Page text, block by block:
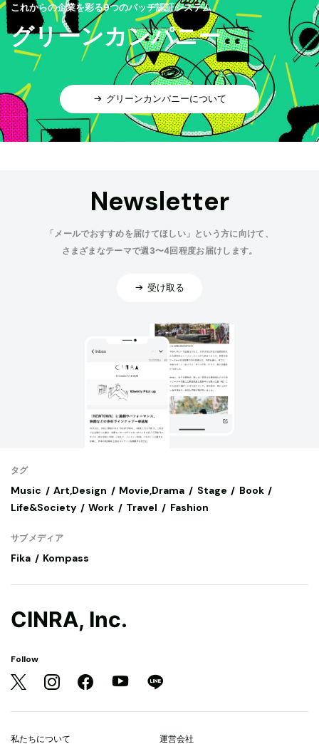
これからの企業を彩る9つのバッヂ認証システム
グリーンカンパニー
グリーンカンパニーについて
Newsletter
「メールでおすすめを届けてほしい」という方に向けて、
さまざまなテーマで週3〜4回程度お届けします。
受け取る
タグ
Music Art,Design Movie,Drama Stage
Book
Life&Society
Work Travel Fashion
サブメディア
Fika Kompass
CINRA, Inc.
Follow
私たちについて 運営会社